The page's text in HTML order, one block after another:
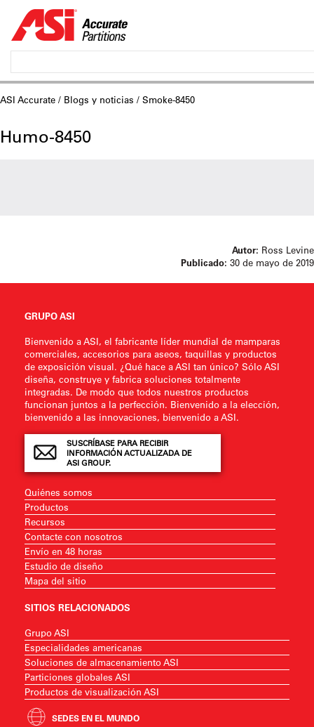
ASI Accurate / Blogs y noticias / Smoke-8450
Humo-8450
Autor: Ross Levine
Publicado: 30 de mayo de 2019
GRUPO ASI
Bienvenido a ASI, el fabricante líder mundial de mamparas
comerciales, accesorios para aseos, taquillas y productos
de exposición visual. ¿Qué hace a ASI tan único? Sólo ASI
diseña, construye y fabrica soluciones totalmente
integradas. De modo que todos nuestros productos
funcionan juntos a la perfección. Bienvenido a la elección,
bienvenido a las innovaciones, bienvenido a ASI.
SUSCRÍBASE PARA RECIBIR
INFORMACIÓN ACTUALIZADA DE
ASI GROUP.
Quiénes somos
Productos
Recursos
Contacte con nosotros
Envío en 48 horas
Estudio de diseño
Mapa del sitio
SITIOS RELACIONADOS
Grupo ASI
Especialidades americanas
Soluciones de almacenamiento ASI
Particiones globales ASI
Productos de visualización ASI
SEDES EN EL MUNDO